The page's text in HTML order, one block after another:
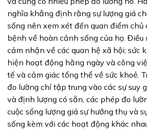
nghĩa khẳng định rằng sự lượng giá
sống nên xem xét đến quan điểm chủ
bệnh về hoàn cảnh sống của họ. Điều
cảm nhận về các quan hệ xã hội; sức
hiện hoạt động hằng ngày và công
tế và cảm giác tổng thể về sức khoẻ.
đo lường chỉ tập trung vào các sự suy
và định lượng có sẵn, các phép đo
cuộc sống lượng giá sự hưởng thụ và
sống kèm với các hoạt động khác